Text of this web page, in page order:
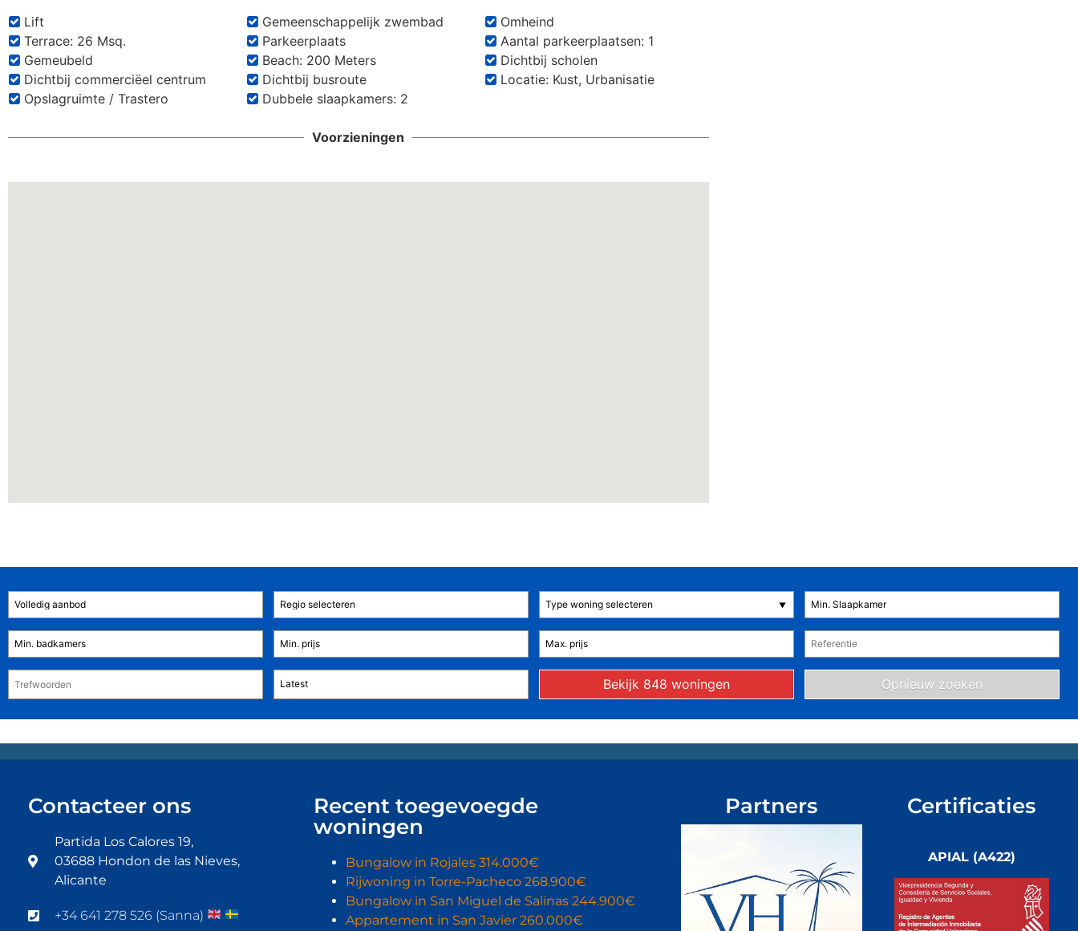
Lift Gemeenschappelijk zwembad
Omheind
Terrace: 26 Msq.
Parkeerplaats
Aantal parkeerplaatsen: 1
Gemeubeld
Beach: 200 Meters
Dichtbij scholen
Dichtbij commerciëel centrum
Dichtbij busroute
Locatie: Kust, Urbanisatie
Opslagruimte / Trastero
Dubbele slaapkamers: 2
Voorzieningen
Type woning selecteren
Contacteer ons
Partida Los Calores 19,
03688 Hondon de las Nieves,
Alicante
+34 641 278 526 (Sanna)
Recent toegevoegde
woningen
Bungalow in Rojales 314.000€
Rijwoning in Torre-Pacheco 268.900€
Bungalow in San Miguel de Salinas 244.900€
Appartement in San Javier 260.000€
Partners Certificaties
APIAL (A422)